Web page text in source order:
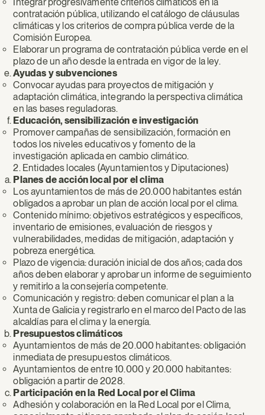
Integrar progresivamente criterios climáticos en la
contratación pública, utilizando el catálogo de cláusulas
climáticas y los criterios de compra pública verde de la
Comisión Europea.
Elaborar un programa de contratación pública verde en el
plazo de un año desde la entrada en vigor de la ley.
Ayudas y subvenciones
Convocar ayudas para proyectos de mitigación y
adaptación climática, integrando la perspectiva climática
en las bases reguladoras.
Educación, sensibilización e investigación
Promover campañas de sensibilización, formación en
todos los niveles educativos y fomento de la
investigación aplicada en cambio climático.
2. Entidades locales (Ayuntamientos y Diputaciones)
Planes de acción local por el clima
Los ayuntamientos de más de 20.000 habitantes están
obligados a aprobar un plan de acción local por el clima.
Contenido mínimo: objetivos estratégicos y específicos,
inventario de emisiones, evaluación de riesgos y
vulnerabilidades, medidas de mitigación, adaptación y
pobreza energética.
Plazo de vigencia: duración inicial de dos años; cada dos
años deben elaborar y aprobar un informe de seguimiento
y remitirlo a la consejería competente.
Comunicación y registro: deben comunicar el plan a la
Xunta de Galicia y registrarlo en el marco del Pacto de las
alcaldías para el clima y la energía.
Presupuestos climáticos
Ayuntamientos de más de 20.000 habitantes: obligación
inmediata de presupuestos climáticos.
Ayuntamientos de entre 10.000 y 20.000 habitantes:
obligación a partir de 2028.
Participación en la Red Local por el Clima
Adhesión y colaboración en la Red Local por el Clima,